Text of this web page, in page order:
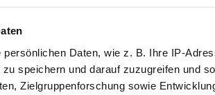
persönlichen Daten, wie z. B. Ihre IP-
speichern und darauf zuzugreifen und
Zielgruppenforschung sowie
Advertisement